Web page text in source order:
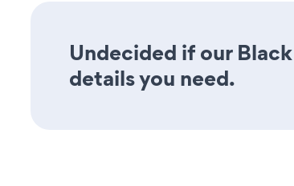
Undecided if our
details you need.